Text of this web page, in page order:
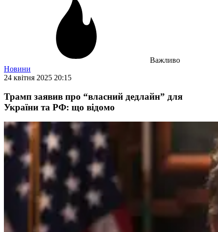
Важливо
Новини
24 квітня 2025 20:15
Трамп заявив про “власний дедлайн” для
України та РФ: що відомо